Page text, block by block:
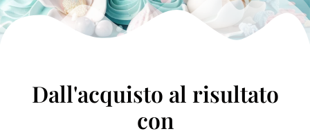
Dall'acquisto al risultato
con